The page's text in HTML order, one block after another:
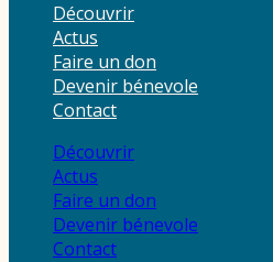
Découvrir
Actus
Faire un don
Devenir bénevole
Contact
Découvrir
Actus
Faire un don
Devenir bénevole
Contact